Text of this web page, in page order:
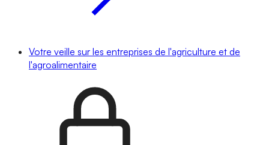
Votre veille sur les entreprises de l'agriculture et de
l'agroalimentaire